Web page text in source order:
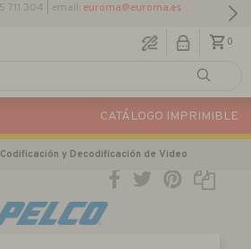
0
CATÁLOGO IMPRIMIBLE
Codificación y Decodificación de Video